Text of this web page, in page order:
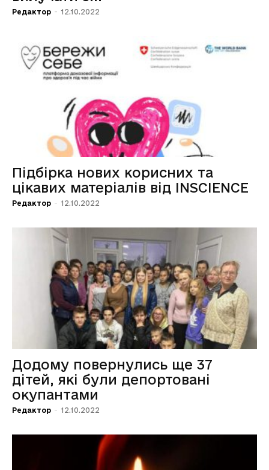
Редактор - 12.10.2022
Підбірка нових корисних та
цікавих матеріалів від INSCIENCE
Редактор - 12.10.2022
Додому повернулись ще 37
дітей, які були депортовані
окупантами
Редактор - 12.10.2022